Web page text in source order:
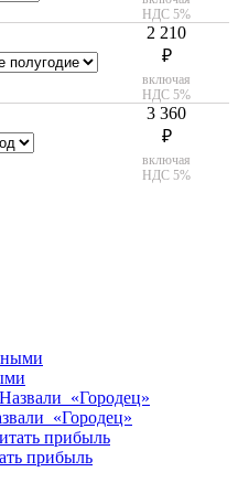
НДС 5%
2 210
₽
включая
НДС 5%
3 360
₽
включая
НДС 5%
«Городец»
прибыль